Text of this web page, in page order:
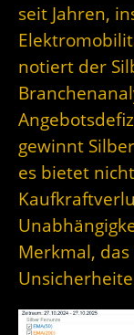
seit Jahren,
notiert der
gewinnt
es bietet
Merkmal,